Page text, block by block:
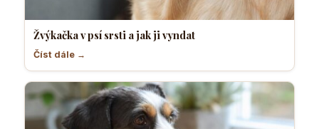
Žvýkačka v psí srsti a jak ji vyndat
Číst dále →